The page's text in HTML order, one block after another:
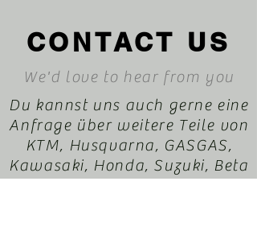
CONTACT US
We'd love to hear from you
Du kannst uns auch gerne eine
Anfrage über weitere Teile von
KTM, Husqvarna, GASGAS,
Kawasaki, Honda, Suzuki, Beta